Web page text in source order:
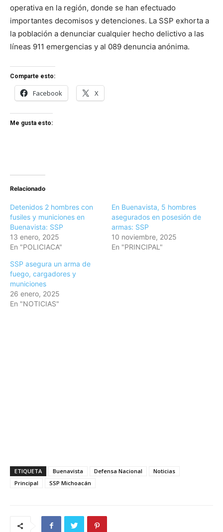
operativa en la región, donde se han efectuado
importantes decomisos y detenciones. La SSP exhorta a
la población a denunciar cualquier hecho delictivo a las
líneas 911 emergencias y al 089 denuncia anónima.
Comparte esto:
Facebook X
Me gusta esto:
Relacionado
Detenidos 2 hombres con
fusiles y municiones en
Buenavista: SSP
13 enero, 2025
En "POLICIACA"
En Buenavista, 5 hombres
asegurados en posesión de
armas: SSP
10 noviembre, 2025
En "PRINCIPAL"
SSP asegura un arma de
fuego, cargadores y
municiones
26 enero, 2025
En "NOTICIAS"
ETIQUETA Buenavista Defensa Nacional
Noticias
Principal
SSP Michoacán